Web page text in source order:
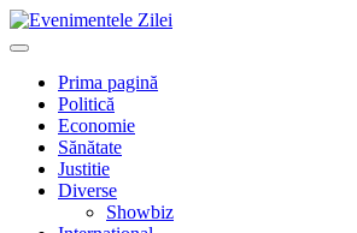
Mergi
la
Primary
Prima pagină
Politică
Economie
Sănătate
Justitie
Diverse
Showbiz